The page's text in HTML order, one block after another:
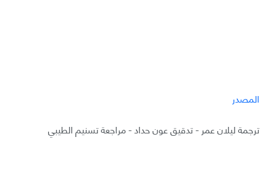
المصدر
ترجمة ليلان عمر - تدقيق عون حداد - مراجعة تسنيم الطيبي